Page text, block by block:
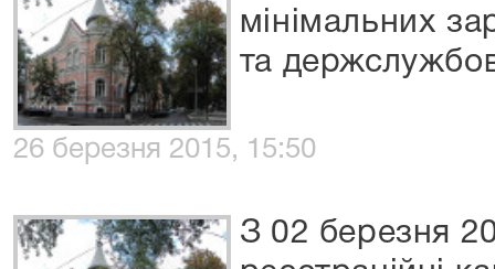
мінімальних
та
26 березня 2015, 15:50
З 02 березня